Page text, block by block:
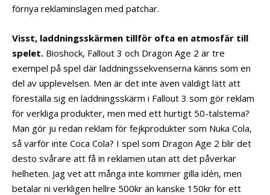
förnya reklaminslagen med patchar.
Visst, laddningsskärmen tillför ofta en atmosfär till
spelet. Bioshock, Fallout 3 och Dragon Age 2 är tre
exempel på spel där laddningssekvenserna känns som en
del av upplevelsen. Men är det inte även väldigt lätt att
föreställa sig en laddningsskärm i Fallout 3 som gör reklam
för verkliga produkter, men med ett hurtigt 50-talstema?
Man gör ju redan reklam för fejkprodukter som Nuka Cola,
så varför inte Coca Cola? I spel som Dragon Age 2 blir det
desto svårare att få in reklamen utan att det påverkar
helheten. Jag vet att många inte kommer gilla idén, men
betalar ni verkligen hellre 500kr än kanske 150kr för ett